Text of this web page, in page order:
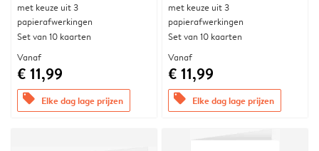
met keuze uit 3
papierafwerkingen
Set van 10 kaarten
Vanaf
€ 11,99
offers Elke dag lage prijzen
met keuze uit 3
papierafwerkingen
Set van 10 kaarten
Vanaf
€ 11,99
offers Elke dag lage prijzen